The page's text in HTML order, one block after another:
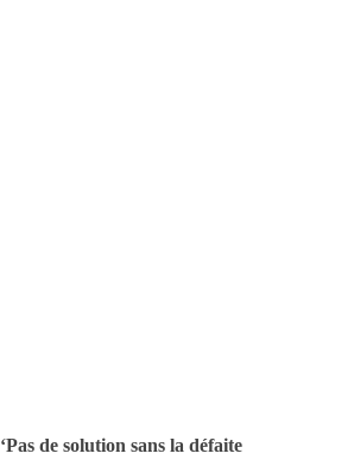
‘Pas de solution sans la défaite